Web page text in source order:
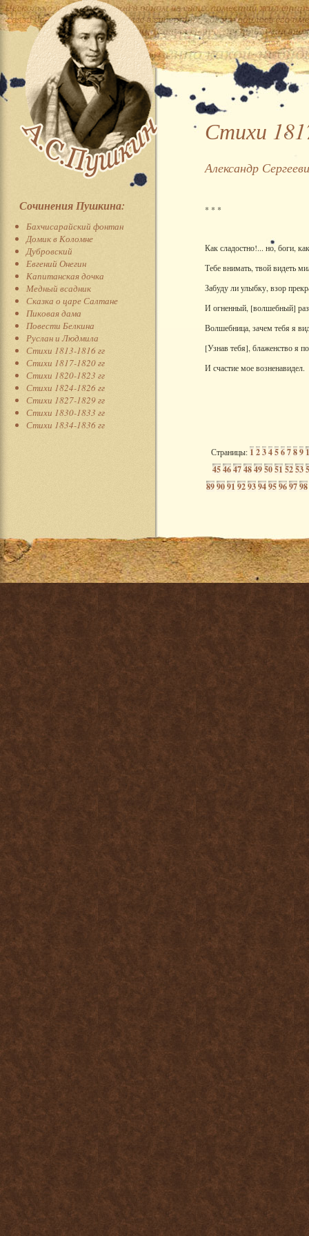
Сочинения Пушкина:
Бахчисарайский фонтан
Домик в Коломне
Дубровский
Евгений Онегин
Капитанская дочка
Медный всадник
Сказка о царе Салтане
Пиковая дама
Повести Белкина
Руслан и Людмила
Стихи 1813-1816 гг
Стихи 1817-1820 гг
Стихи 1820-1823 гг
Стихи 1824-1826 гг
Стихи 1827-1829 гг
Стихи 1830-1833 гг
Стихи 1834-1836 гг
Стихи
Александр
* * *
Как сладостно!... но, боги,
Тебе внимать, твой видеть
Забуду ли улыбку, взор
И огненный, [волшебный]
Волшебница, зачем тебя я
[Узнав тебя], блаженство я
И счастие мое возненавидел.
Страницы:1 23456789
454647484950515253
89909192939495969798